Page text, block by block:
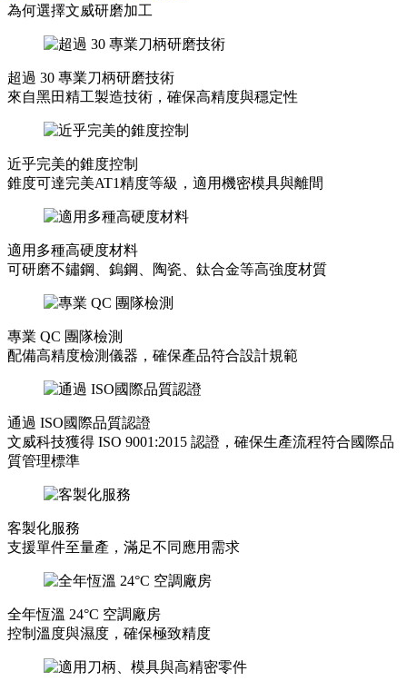
為何選擇文威研磨加工
超過 30 專業刀柄研磨技術
來自黑田精工製造技術，確保高精度與穩定性
近乎完美的錐度控制
錐度可達完美AT1精度等級，適用機密模具與離間
適用多種高硬度材料
可研磨不鏽鋼、鎢鋼、陶瓷、鈦合金等高強度材質
專業 QC 團隊檢測
配備高精度檢測儀器，確保產品符合設計規範
通過 ISO國際品質認證
文威科技獲得 ISO 9001:2015 認證，確保生產流程符合國際品
質管理標準
客製化服務
支援單件至量產，滿足不同應用需求
全年恆溫 24°C 空調廠房
控制溫度與濕度，確保極致精度